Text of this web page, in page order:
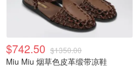
$742.50 $1350.00
Miu Miu 烟草色皮革缎带凉鞋